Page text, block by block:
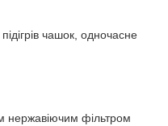
чашок, одночасне
нержавіючим фільтром